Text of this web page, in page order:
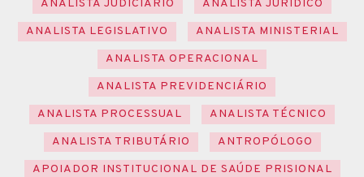
ANALISTA JUDICIÁRIO
ANALISTA JURÍDICO
ANALISTA LEGISLATIVO
ANALISTA MINISTERIAL
ANALISTA OPERACIONAL
ANALISTA PREVIDENCIÁRIO
ANALISTA PROCESSUAL
ANALISTA TÉCNICO
ANALISTA TRIBUTÁRIO
ANTROPÓLOGO
APOIADOR INSTITUCIONAL DE SAÚDE PRISIONAL